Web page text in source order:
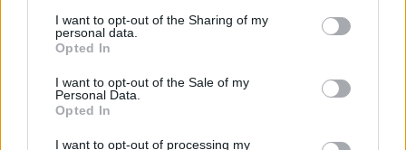
I want to opt-out of the Sharing of my
personal data.
Opted In
I want to opt-out of the Sale of my
Personal Data.
Opted In
I want to opt-out of processing my
Esim for Global|Esim for Europe|
Esim for Caribbean